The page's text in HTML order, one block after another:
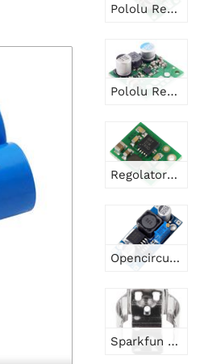
Pololu Regolatore di tensione step-up/discendente 5V S18V20F5
Pololu Regolatore di tensione step-up/discendente 5V, 4A S13V30F5
Regolatore di tensione step-up Pololu 5V U1V10F5
Opencircuit Modulo convertitore boost 5V - 35V XL6009
Sparkfun Portabatteria - 18650 (PTH)